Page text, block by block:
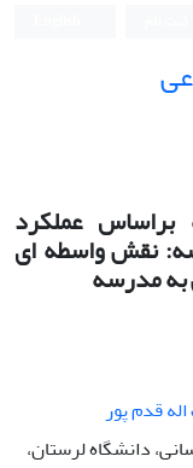
عملکرد
نقش واسطه ای
به مدرسه
قدم پور
دانشگاه لرستان،